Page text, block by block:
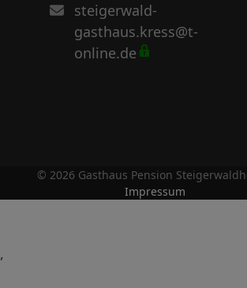
steigerwald-
gasthaus.kress@t-
online.de
© 2026 Gasthaus Pension
Impressum